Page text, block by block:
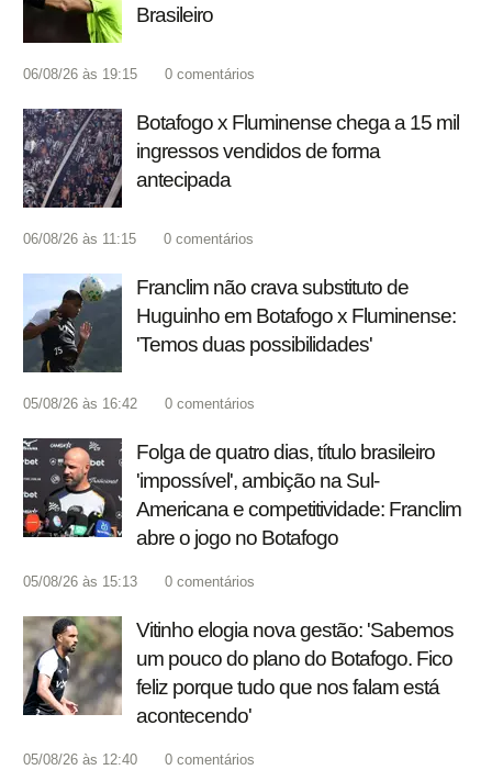
Brasileiro
06/08/26 às 19:15 0 comentários
Botafogo x Fluminense chega a 15 mil
ingressos vendidos de forma
antecipada
06/08/26 às 11:15 0 comentários
Franclim não crava substituto de
Huguinho em Botafogo x Fluminense:
'Temos duas possibilidades'
05/08/26 às 16:42 0 comentários
Folga de quatro dias, título brasileiro
'impossível', ambição na Sul-
Americana e competitividade: Franclim
abre o jogo no Botafogo
05/08/26 às 15:13 0 comentários
Vitinho elogia nova gestão: 'Sabemos
um pouco do plano do Botafogo. Fico
feliz porque tudo que nos falam está
acontecendo'
05/08/26 às 12:40 0 comentários